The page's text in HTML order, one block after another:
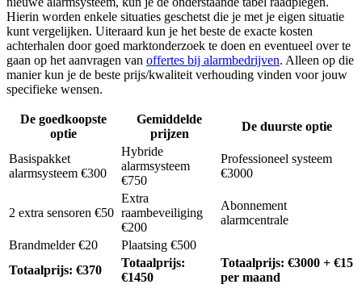
Hierin worden enkele situaties geschetst die je met je eigen situatie
kunt vergelijken. Uiteraard kun je het beste de exacte kosten
achterhalen door goed marktonderzoek te doen en eventueel over te
gaan op het aanvragen van offertes bij alarmbedrijven. Alleen op die
manier kun je de beste prijs/kwaliteit verhouding vinden voor jouw
specifieke wensen.
De goedkoopste
optie
Gemiddelde
prijzen
De duurste optie
Basispakket
alarmsysteem €300
Hybride
alarmsysteem
€750
Professioneel systeem
€3000
2 extra sensoren €50
Extra
raambeveiliging
€200
Abonnement
alarmcentrale
Brandmelder €20
Plaatsing €500
Totaalprijs: €370
Totaalprijs:
€1450
Totaalprijs: €3000 + €15
per maand